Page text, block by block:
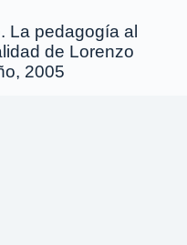
La pedagogía al
de Lorenzo
2005